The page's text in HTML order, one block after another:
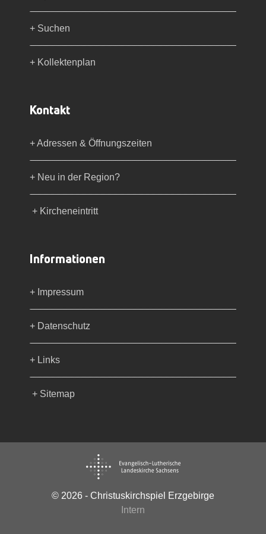
+ Suchen
+ Kollektenplan
Kontakt
+ Adressen & Öffnungszeiten
+ Neu in der Region?
+ Kircheneintritt
Informationen
+ Impressum
+ Datenschutz
+ Links
+ Sitemap
© 2026 - Christuskirchspiel Erzgebirge
Intern